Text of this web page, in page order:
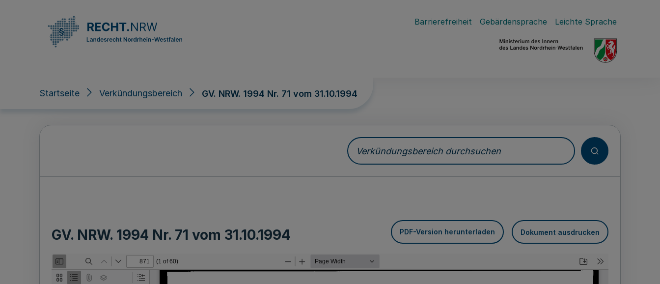
Barrierefreiheit Gebärdensprache Leichte Sprache
Startseite Verkündungsbereich GV. NRW. 1994 Nr. 71 vom 31.10.1994
Verkündungsbereich durchsuchen
GV. NRW. 1994 Nr. 71 vom 31.10.1994 PDF-Version herunterladen Dokument ausdrucken